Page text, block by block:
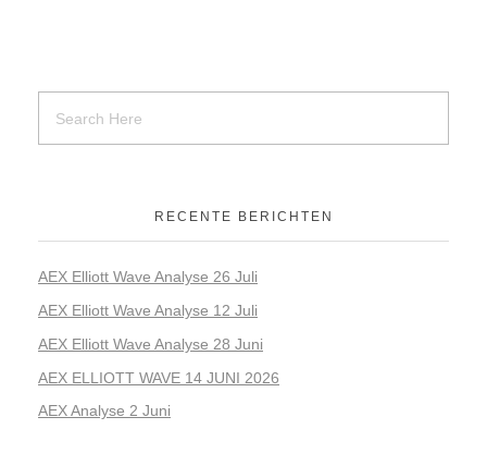
RECENTE BERICHTEN
AEX Elliott Wave Analyse 26 Juli
AEX Elliott Wave Analyse 12 Juli
AEX Elliott Wave Analyse 28 Juni
AEX ELLIOTT WAVE 14 JUNI 2026
AEX Analyse 2 Juni